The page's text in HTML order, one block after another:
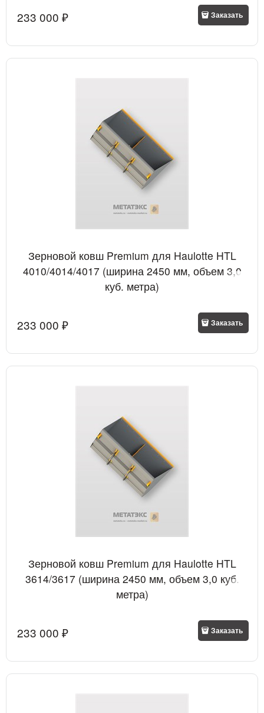
233 000 ₽ Заказать
Зерновой ковш Premium для Haulotte HTL
4010/4014/4017 (ширина 2450 мм, объем 3,0
куб. метра)
233 000 ₽ Заказать
Зерновой ковш Premium для Haulotte HTL
3614/3617 (ширина 2450 мм, объем 3,0 куб.
метра)
233 000 ₽ Заказать